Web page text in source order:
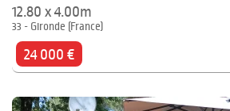
12.80 x 4.00m
33 - Gironde (France)
24 000 €